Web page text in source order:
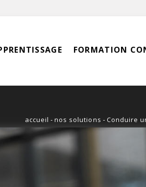
FORMATION
accueil -nos solutions - Conduire